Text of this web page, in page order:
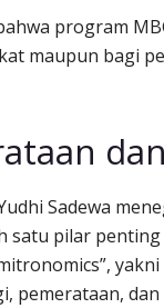
program
maupun bagi
Sadewa
satu pilar
pemerataan,